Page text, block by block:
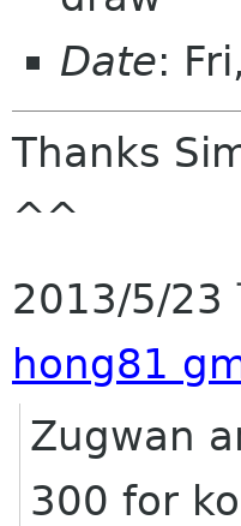
Date:
Thanks
^^
2013/5/23
hong81
Zugwan
300 for